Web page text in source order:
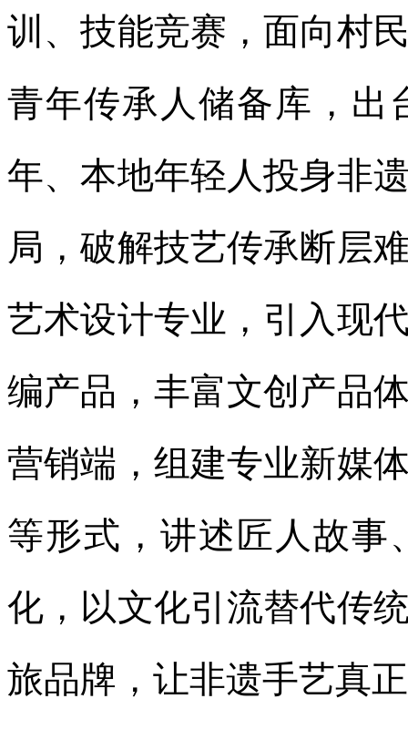
训、技能竞赛，面向村
青年传承人储备库，出
年、本地年轻人投身非
局，破解技艺传承断层
艺术设计专业，引入现
编产品，丰富文创产品
营销端，组建专业新媒
等形式，讲述匠人故事
化，以文化引流替代传
旅品牌，让非遗手艺真